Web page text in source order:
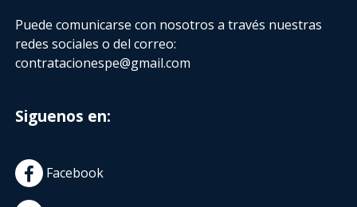
Puede comunicarse con nosotros a través nuestras
redes sociales o del correo:
contratacionespe@gmail.com
Siguenos en:
Facebook